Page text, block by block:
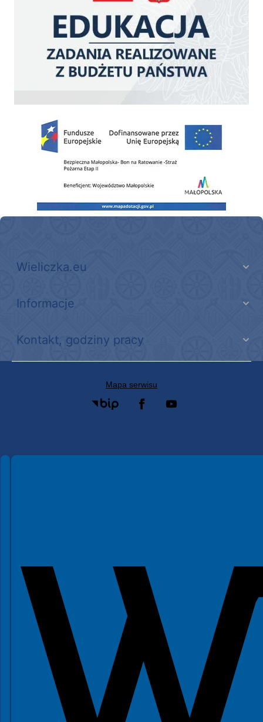
Zakup fabrycznie nowego, średniego samochodu ratowniczo-gaśniczego z
Wieliczka.eu
Informacje
Kontakt, godziny pracy
Mapa serwisu
Spełniamy standardy WCAG 2.2
Spełniamy standardy W3C